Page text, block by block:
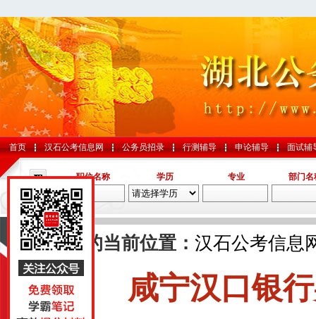
首页 汉石公考信息网 公务员招录 行测辅导 申论辅导 面试辅
职位名称 学历 专业 部门名
导航 您的当前位置： 汉石公考信息
咸宁汉口银